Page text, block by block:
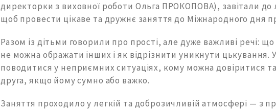
директорки з виховної роботи Ольга ПРОКОПОВА), завітали до
щоб провести цікаве та дружнє заняття до Міжнародного дня
Разом із дітьми говорили про прості, але дуже важливі речі:
не можна ображати інших і як відрізнити уникнути цькування.
поводитися у неприємних ситуаціях, кому можна довіритися
друга, якщо йому сумно або важко.
Заняття проходило у легкій та доброзичливій атмосфері — з